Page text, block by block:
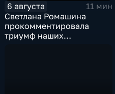
6 августа
11 мин
Светлана Ромашина
прокомментировала
триумф наших